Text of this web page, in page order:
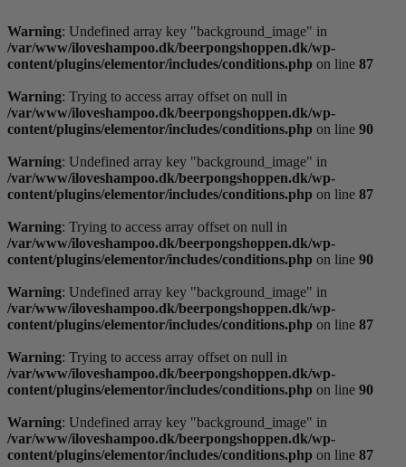
til
indhold
Warning: Undefined array key "background_image" in
/var/www/iloveshampoo.dk/beerpongshoppen.dk/wp-
content/plugins/elementor/includes/conditions.php on line 87
Warning: Trying to access array offset on null in
/var/www/iloveshampoo.dk/beerpongshoppen.dk/wp-
content/plugins/elementor/includes/conditions.php on line 90
Warning: Undefined array key "background_image" in
/var/www/iloveshampoo.dk/beerpongshoppen.dk/wp-
content/plugins/elementor/includes/conditions.php on line 87
Warning: Trying to access array offset on null in
/var/www/iloveshampoo.dk/beerpongshoppen.dk/wp-
content/plugins/elementor/includes/conditions.php on line 90
Warning: Undefined array key "background_image" in
/var/www/iloveshampoo.dk/beerpongshoppen.dk/wp-
content/plugins/elementor/includes/conditions.php on line 87
Warning: Trying to access array offset on null in
/var/www/iloveshampoo.dk/beerpongshoppen.dk/wp-
content/plugins/elementor/includes/conditions.php on line 90
Warning: Undefined array key "background_image" in
/var/www/iloveshampoo.dk/beerpongshoppen.dk/wp-
content/plugins/elementor/includes/conditions.php on line 87